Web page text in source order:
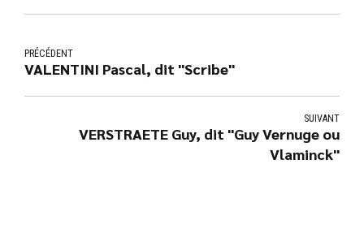
PRÉCÉDENT
VALENTINI Pascal, dit "Scribe"
SUIVANT
VERSTRAETE Guy, dit "Guy Vernuge ou
Vlaminck"